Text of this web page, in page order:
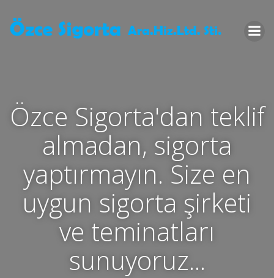
Özce Sigorta'dan teklif
almadan, sigorta
yaptırmayın. Size en
uygun sigorta şirketi
ve teminatları
sunuyoruz...